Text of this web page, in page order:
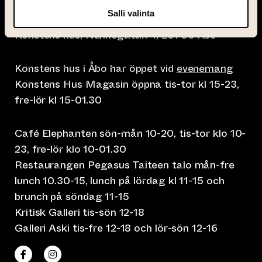
Salli valinta
Konstens hus, Nunnegatan 4, 20700 Åbo
Konstens hus i Åbo har öppet vid evenemang
Konstens Hus Magasin öppna tis-tor kl 15-23,
fre-lör kl 15-01.30
Café Elephanten sön-mån 10-20, tis-tor klo 10-
23, fre-lör klo 10-01.30
Restaurangen Pegasus Taiteen talo mån-fre
lunch 10.30-15, lunch på lördag kl 11-15 och
brunch på söndag 11-15
Kritisk Galleri tis-sön 12-18
Galleri Aski tis-fre 12-18 och lör-sön 12-16